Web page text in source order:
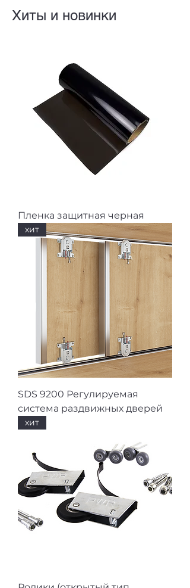
Хиты и новинки
Пленка защитная черная
хит
SDS 9200 Регулируемая
система раздвижных дверей
хит